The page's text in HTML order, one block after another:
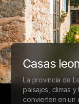
Casas
La provincia de
paisajes, climas
convierten en un